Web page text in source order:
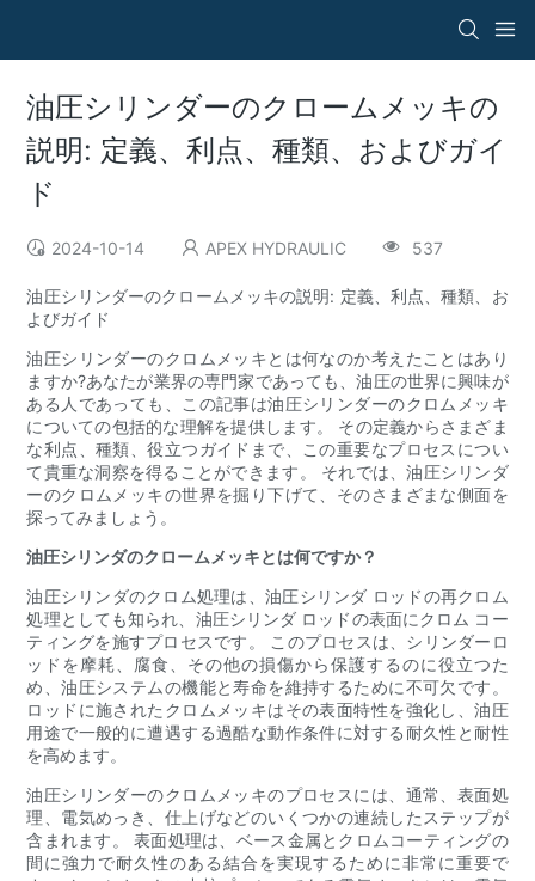
油圧シリンダーのクロームメッキの
説明: 定義、利点、種類、およびガイ
ド
2024-10-14 APEX HYDRAULIC 537
油圧シリンダーのクロームメッキの説明: 定義、利点、種類、お
よびガイド
油圧シリンダーのクロムメッキとは何なのか考えたことはあり
ますか?あなたが業界の専門家であっても、油圧の世界に興味が
ある人であっても、この記事は油圧シリンダーのクロムメッキ
についての包括的な理解を提供します。 その定義からさまざま
な利点、種類、役立つガイドまで、この重要なプロセスについ
て貴重な洞察を得ることができます。 それでは、油圧シリンダ
ーのクロムメッキの世界を掘り下げて、そのさまざまな側面を
探ってみましょう。
油圧シリンダのクロームメッキとは何ですか？
油圧シリンダのクロム処理は、油圧シリンダ ロッドの再クロム
処理としても知られ、油圧シリンダ ロッドの表面にクロム コー
ティングを施すプロセスです。 このプロセスは、シリンダーロ
ッドを摩耗、腐食、その他の損傷から保護するのに役立つた
め、油圧システムの機能と寿命を維持するために不可欠です。
ロッドに施されたクロムメッキはその表面特性を強化し、油圧
用途で一般的に遭遇する過酷な動作条件に対する耐久性と耐性
を高めます。
油圧シリンダーのクロムメッキのプロセスには、通常、表面処
理、電気めっき、仕上げなどのいくつかの連続したステップが
含まれます。 表面処理は、ベース金属とクロムコーティングの
間に強力で耐久性のある結合を実現するために非常に重要で